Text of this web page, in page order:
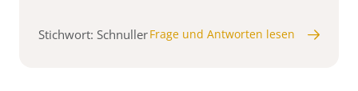
Stichwort: SchnullerFrage und Antworten lesen